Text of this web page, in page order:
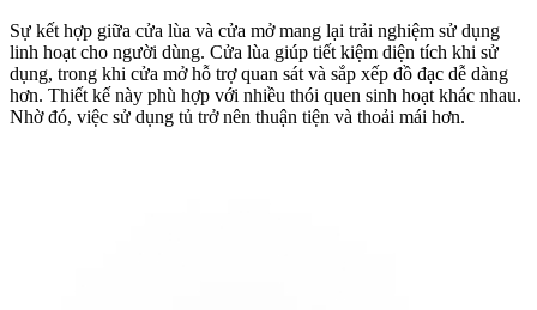
Sự kết hợp giữa cửa lùa và cửa mở mang lại trải nghiệm sử dụng
linh hoạt cho người dùng. Cửa lùa giúp tiết kiệm diện tích khi sử
dụng, trong khi cửa mở hỗ trợ quan sát và sắp xếp đồ đạc dễ dàng
hơn. Thiết kế này phù hợp với nhiều thói quen sinh hoạt khác nhau.
Nhờ đó, việc sử dụng tủ trở nên thuận tiện và thoải mái hơn.